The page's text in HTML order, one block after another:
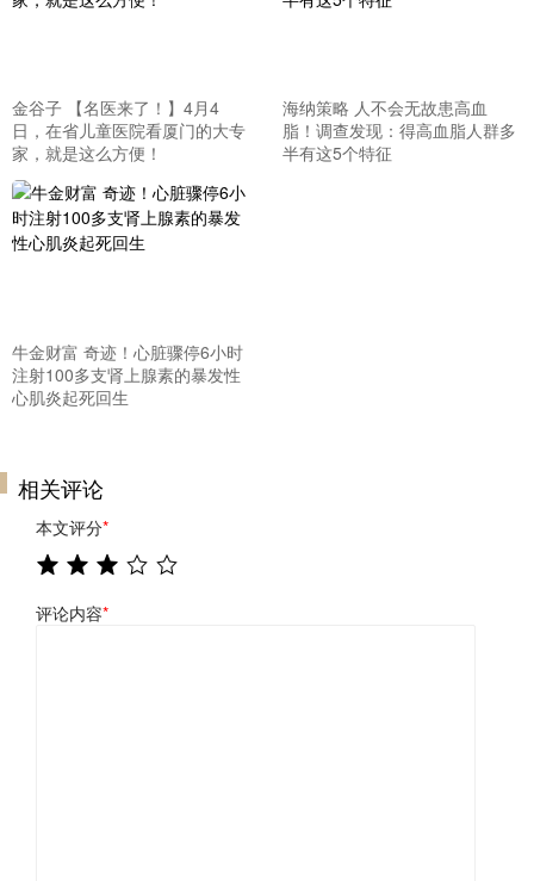
金谷子 【名医来了！】4月4
日，在省儿童医院看厦门的大专
家，就是这么方便！
海纳策略 人不会无故患高血
脂！调查发现：得高血脂人群多
半有这5个特征
牛金财富 奇迹！心脏骤停6小时
注射100多支肾上腺素的暴发性
心肌炎起死回生
相关评论
本文评分*
评论内容*